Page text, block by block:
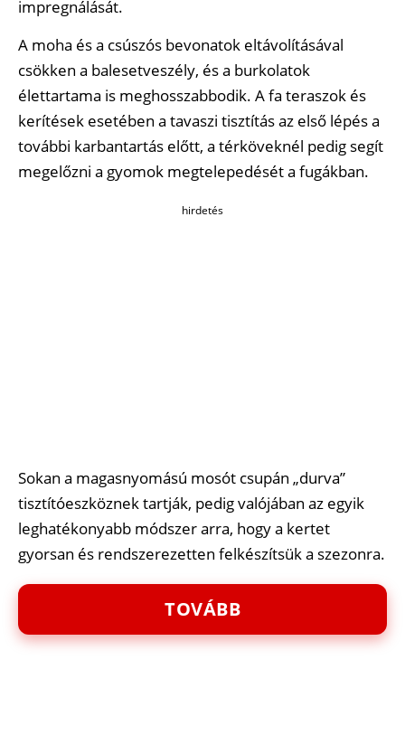
impregnálását.
A moha és a csúszós bevonatok eltávolításával
csökken a balesetveszély, és a burkolatok
élettartama is meghosszabbodik. A fa teraszok és
kerítések esetében a tavaszi tisztítás az első lépés a
további karbantartás előtt, a térköveknél pedig segít
megelőzni a gyomok megtelepedését a fugákban.
hirdetés
Sokan a magasnyomású mosót csupán „durva”
tisztítóeszköznek tartják, pedig valójában az egyik
leghatékonyabb módszer arra, hogy a kertet
gyorsan és rendszerezetten felkészítsük a szezonra.
TOVÁBB